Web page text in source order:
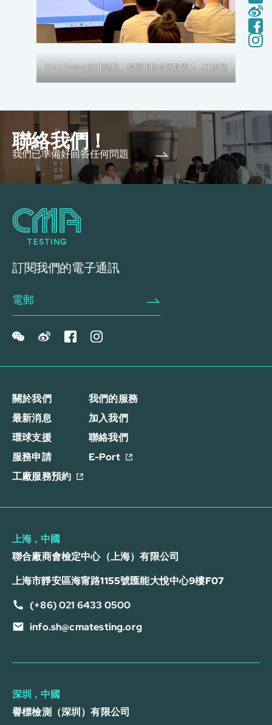
CMA Testing技術總監、培豐項目合規負責人 – 杜志楷
聯絡我們！
我們已準備好回答任何問題
訂閱我們的電子通訊
關於我們
我們的服務
最新消息
加入我們
環球支援
聯絡我們
服務申請
E-Port
工廠服務預約
上海，中國
聯合廠商會檢定中心（上海）有限公司
上海市靜安區海甯路1155號匯能大悅中心9樓F07
(+86) 021 6433 0500
info.sh@cmatesting.org
深圳，中國
譽標檢測（深圳）有限公司